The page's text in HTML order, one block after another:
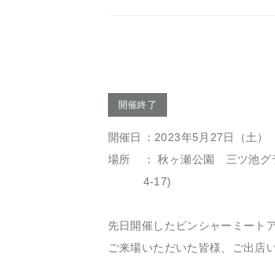
開催終了
開催日
：2023年5月27日（土）
場所
： 秋ヶ瀬公園 三ツ池グ
4-17)
先日開催したピンシャーミート
ご来場いただいた皆様、ご出店